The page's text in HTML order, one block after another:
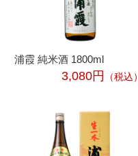
浦霞 純米酒 1800ml
3,080円 （税込）